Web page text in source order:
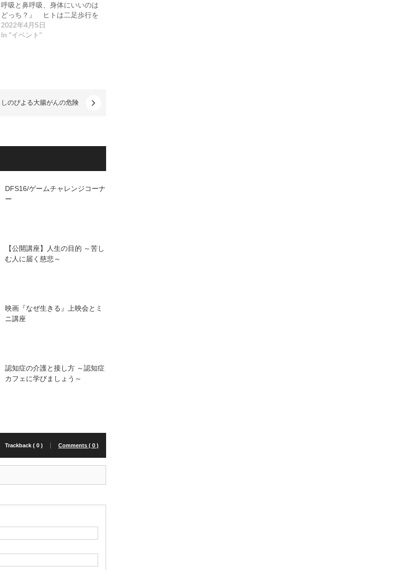
呼吸と鼻呼吸、身体にいいのは
どっち？』 ヒトは二足歩行を
するようになって口でも呼吸で
きるようになりました。・イン
ー【午後】12：50-13：20 医
老化予防 花粉症で、鼻づま
しょう。 14：50-15：20 医学
講座③ 植田医師 2階講堂
るときのポイントは？・子ども
の近視予防でできることは？
などなど、目に関する皆さんの
2022年4月5日
In "イベント"
しのびよる大腸がんの危険
DFS16/ゲームチャレンジコーナ
ー
【公開講座】人生の目的 ～苦し
む人に届く慈悲～
映画『なぜ生きる』上映会とミ
ニ講座
認知症の介護と接し方 ～認知症
カフェに学びましょう～
Trackback ( 0 ) Comments ( 0 )